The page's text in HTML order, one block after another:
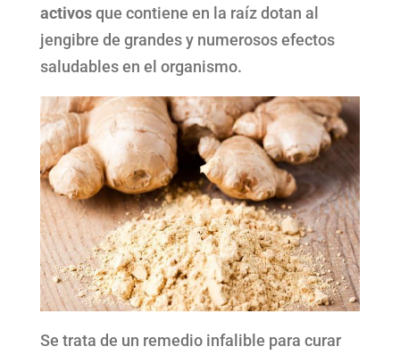
activosque contiene en la raíz dotan al
jengibre de grandes y numerosos efectos
saludables en el organismo.
Se trata de un remedio infalible para curar